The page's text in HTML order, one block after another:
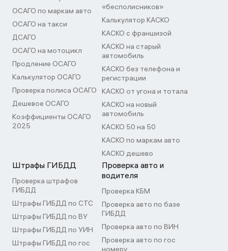
ОСАГО по маркам авто
ОСАГО на такси
ДСАГО
ОСАГО на мотоцикл
Продление ОСАГО
Калькулятор ОСАГО
Проверка полиса ОСАГО
Дешевое ОСАГО
Коэффициенты ОСАГО
2025
«бесполисников»
Калькулятор КАСКО
КАСКО с франшизой
КАСКО на старый
автомобиль
КАСКО без телефона и
регистрации
КАСКО от угона и тотала
КАСКО на новый
автомобиль
КАСКО 50 на 50
КАСКО по маркам авто
КАСКО дешево
Штрафы ГИБДД
Проверка штрафов
ГИБДД
Штрафы ГИБДД по СТС
Штрафы ГИБДД по ВУ
Штрафы ГИБДД по УИН
Штрафы ГИБДД по гос
Проверка авто и
водителя
Проверка КБМ
Проверка авто по базе
ГИБДД
Проверка авто по ВИН
Проверка авто по гос
номеру